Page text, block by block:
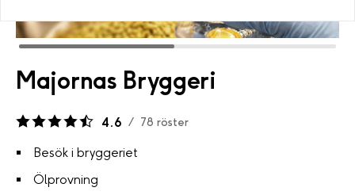
Majornas Bryggeri
4.6 / 78 röster
Besök i bryggeriet
Ölprovning